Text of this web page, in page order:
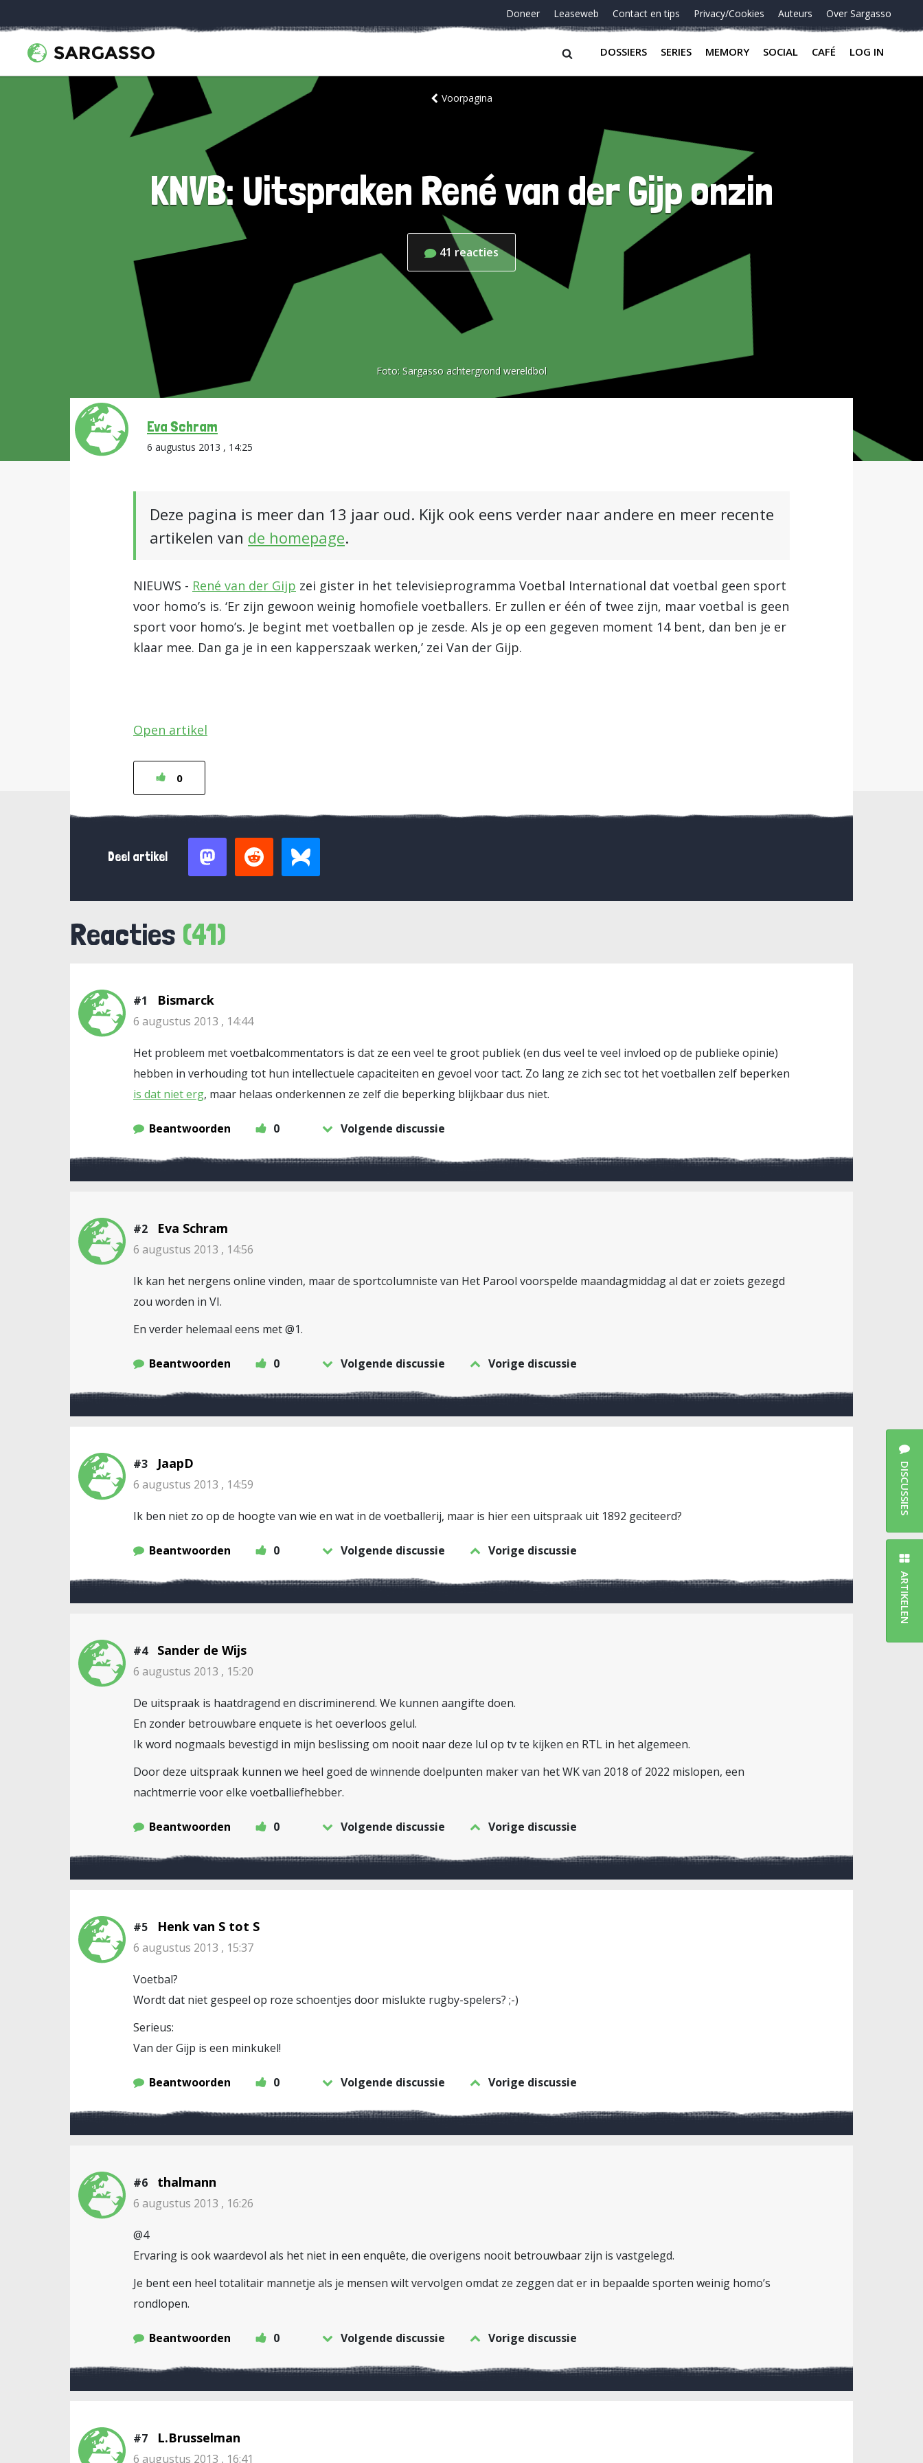
Doneer Leaseweb Contact en tips Privacy/Cookies Auteurs Over Sargasso
DOSSIERS SERIES MEMORY SOCIAL CAFÉ LOG IN
Voorpagina
KNVB: Uitspraken René van der Gijp onzin
41 reacties
Foto: Sargasso achtergrond wereldbol
Eva Schram
6 augustus 2013 , 14:25
Deze pagina is meer dan 13 jaar oud. Kijk ook eens verder naar andere en meer recente
artikelen van de homepage.
NIEUWS - René van der Gijp zei gister in het televisieprogramma Voetbal International dat voetbal geen sport
voor homo’s is. ‘Er zijn gewoon weinig homofiele voetballers. Er zullen er één of twee zijn, maar voetbal is geen
sport voor homo’s. Je begint met voetballen op je zesde. Als je op een gegeven moment 14 bent, dan ben je er
klaar mee. Dan ga je in een kapperszaak werken,’ zei Van der Gijp.
Open artikel
0
Deel artikel
Reacties (41)
#1 Bismarck
6 augustus 2013 , 14:44
Het probleem met voetbalcommentators is dat ze een veel te groot publiek (en dus veel te veel invloed op de publieke opinie)
hebben in verhouding tot hun intellectuele capaciteiten en gevoel voor tact. Zo lang ze zich sec tot het voetballen zelf beperken
is dat niet erg, maar helaas onderkennen ze zelf die beperking blijkbaar dus niet.
Beantwoorden 0 Volgende discussie
#2 Eva Schram
6 augustus 2013 , 14:56
Ik kan het nergens online vinden, maar de sportcolumniste van Het Parool voorspelde maandagmiddag al dat er zoiets gezegd
zou worden in VI.
En verder helemaal eens met @1.
Beantwoorden 0 Volgende discussie Vorige discussie
#3 JaapD
6 augustus 2013 , 14:59
Ik ben niet zo op de hoogte van wie en wat in de voetballerij, maar is hier een uitspraak uit 1892 geciteerd?
Beantwoorden 0 Volgende discussie Vorige discussie
#4 Sander de Wijs
6 augustus 2013 , 15:20
De uitspraak is haatdragend en discriminerend. We kunnen aangifte doen.
En zonder betrouwbare enquete is het oeverloos gelul.
Ik word nogmaals bevestigd in mijn beslissing om nooit naar deze lul op tv te kijken en RTL in het algemeen.
Door deze uitspraak kunnen we heel goed de winnende doelpunten maker van het WK van 2018 of 2022 mislopen, een
nachtmerrie voor elke voetballiefhebber.
Beantwoorden 0 Volgende discussie Vorige discussie
#5 Henk van S tot S
6 augustus 2013 , 15:37
Voetbal?
Wordt dat niet gespeel op roze schoentjes door mislukte rugby-spelers? ;-)
Serieus:
Van der Gijp is een minkukel!
Beantwoorden 0 Volgende discussie Vorige discussie
#6 thalmann
6 augustus 2013 , 16:26
@4
Ervaring is ook waardevol als het niet in een enquête, die overigens nooit betrouwbaar zijn is vastgelegd.
Je bent een heel totalitair mannetje als je mensen wilt vervolgen omdat ze zeggen dat er in bepaalde sporten weinig homo’s
rondlopen.
Beantwoorden 0 Volgende discussie Vorige discussie
#7 L.Brusselman
6 augustus 2013 , 16:41
DISCUSSIES
ARTIKELEN